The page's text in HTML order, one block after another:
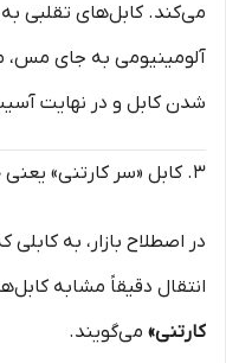
می‌کند. کابل‌های تقلبی
آلومینیومی به جای مس،
شدن کابل و در نهایت
۳. کابل «سر کارتنی» یعنی چه و چرا مهم است؟
در اصطلاح بازار، به
انتقال دقیقاً مشابه
کارتنی» می‌گویند.